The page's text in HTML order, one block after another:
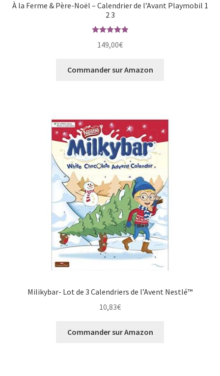
À la Ferme & Père-Noël – Calendrier de l’Avant Playmobil 1
2 3
sur 5
149,00€
Commander sur Amazon
Milikybar- Lot de 3 Calendriers de l’Avent Nestlé™
10,83€
Commander sur Amazon